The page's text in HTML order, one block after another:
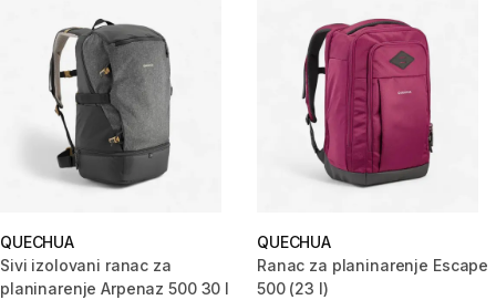
QUECHUA
Sivi izolovani ranac za
planinarenje Arpenaz 500 30 l
QUECHUA
Ranac za planinarenje Escape
500 (23 l)